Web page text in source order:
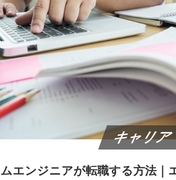
キャリア
エンジニアが転職する方法｜